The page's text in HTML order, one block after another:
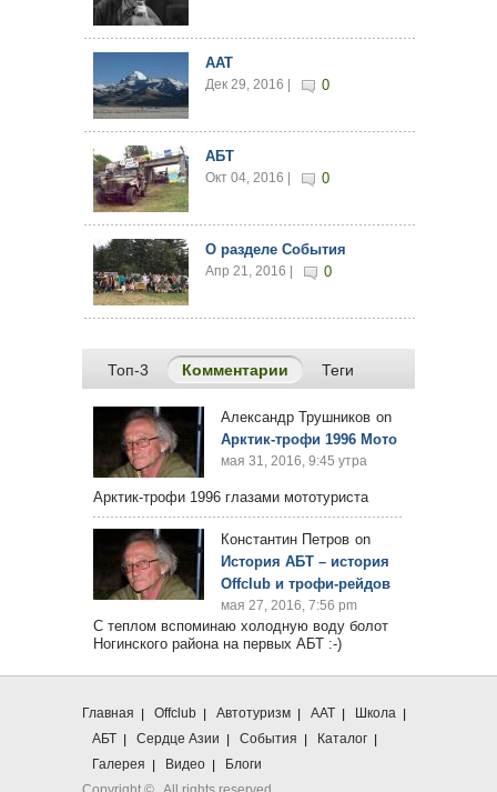
AAT
Дек 29, 2016 | 0
АБТ
Окт 04, 2016 | 0
О разделе События
Апр 21, 2016 | 0
Топ-3 Комментарии (активная вкладка)
Теги
Александр Трушников on
Арктик-трофи 1996 Мото
мая 31, 2016, 9:45 утра
Арктик-трофи 1996 глазами мототуриста
Константин Петров on
История АБТ – история
Offclub и трофи-рейдов
мая 27, 2016, 7:56 pm
С теплом вспоминаю холодную воду болот
Ногинского района на первых АБТ :-)
Главная Offclub Автотуризм ААТ
Школа
АБТ
Сердце Азии События
Каталог
Галерея
Видео
Блоги